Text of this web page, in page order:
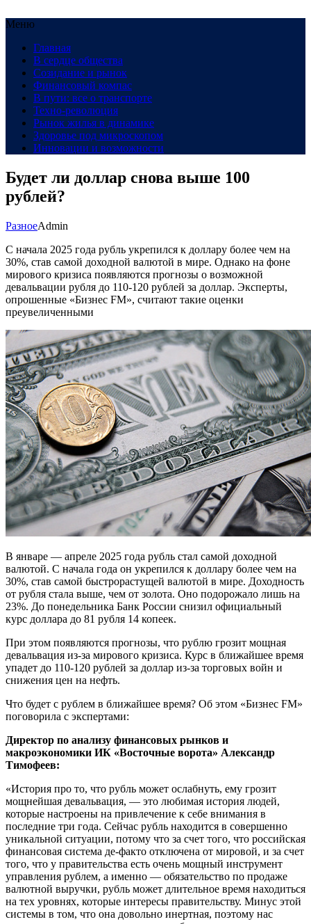
Меню
Главная
В сердце общества
Созидание и рынок
Финансовый компас
В пути: все о транспорте
Техно-революция
Рынок жилья в динамике
Здоровье под микроскопом
Инновации и возможности
Будет ли доллар снова выше 100
рублей?
РазноеAdmin
С начала 2025 года рубль укрепился к доллару более чем на
30%, став самой доходной валютой в мире. Однако на фоне
мирового кризиса появляются прогнозы о возможной
девальвации рубля до 110-120 рублей за доллар. Эксперты,
опрошенные «Бизнес FM», считают такие оценки
преувеличенными
В январе — апреле 2025 года рубль стал самой доходной
валютой. С начала года он укрепился к доллару более чем на
30%, став самой быстрорастущей валютой в мире. Доходность
от рубля стала выше, чем от золота. Оно подорожало лишь на
23%. До понедельника Банк России снизил официальный
курс доллара до 81 рубля 14 копеек.
При этом появляются прогнозы, что рублю грозит мощная
девальвация из-за мирового кризиса. Курс в ближайшее время
упадет до 110-120 рублей за доллар из-за торговых войн и
снижения цен на нефть.
Что будет с рублем в ближайшее время? Об этом «Бизнес FM»
поговорила с экспертами:
Директор по анализу финансовых рынков и
макроэкономики ИК «Восточные ворота» Александр
Тимофеев:
«История про то, что рубль может ослабнуть, ему грозит
мощнейшая девальвация, — это любимая история людей,
которые настроены на привлечение к себе внимания в
последние три года. Сейчас рубль находится в совершенно
уникальной ситуации, потому что за счет того, что российская
финансовая система де-факто отключена от мировой, и за счет
того, что у правительства есть очень мощный инструмент
управления рублем, а именно — обязательство по продаже
валютной выручки, рубль может длительное время находиться
на тех уровнях, которые интересы правительству. Минус этой
системы в том, что она довольно инертная, поэтому нас